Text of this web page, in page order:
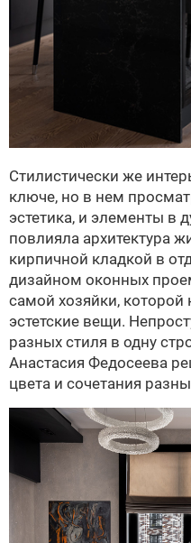
Стилистически же
ключе, но в нем
эстетика, и элементы в
повлияла архитектура
кирпичной кладкой в
дизайном оконных
самой хозяйки, которой
эстетские вещи.
разных стиля в одну
Анастасия Федосеева
цвета и сочетания